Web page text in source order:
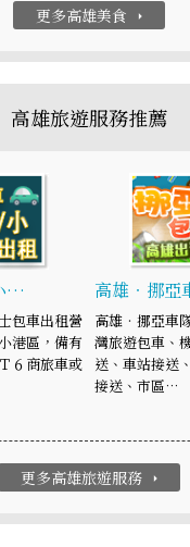
更多高雄美食 arrow_right
高雄旅遊服務推薦
…
包車出租營
港區，備有
６商旅車或
高雄‧挪亞
高雄‧挪亞車
灣旅遊包車、
送、車站接送
接送、市區…
更多高雄旅遊服務 arrow_right